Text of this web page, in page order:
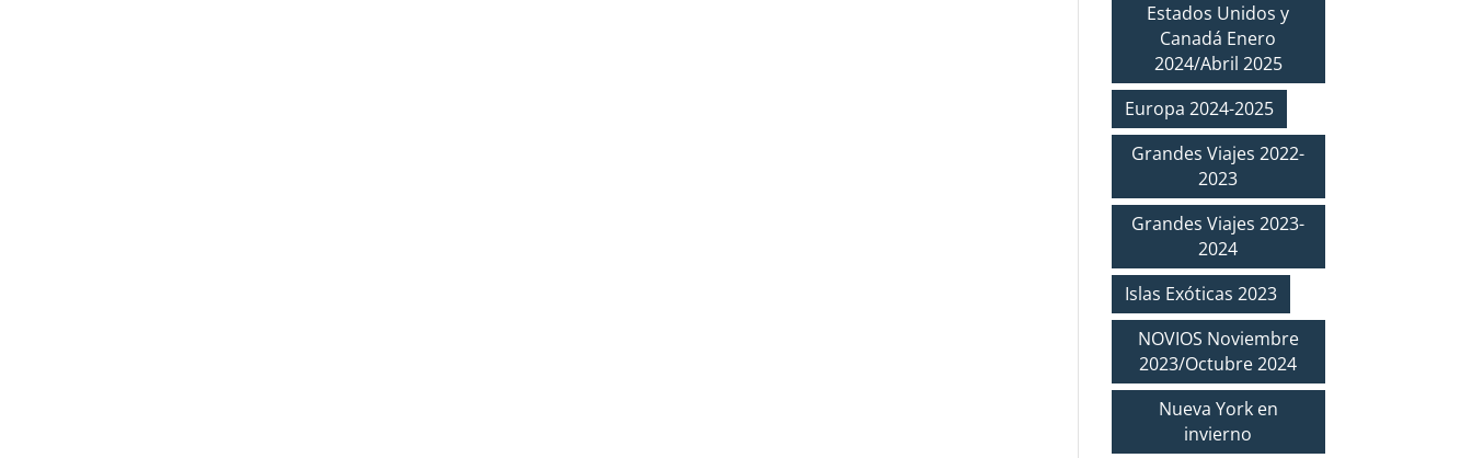
Estados Unidos y
Canadá Enero
2024/Abril 2025
Europa 2024-2025
Grandes Viajes 2022-
2023
Grandes Viajes 2023-
2024
Islas Exóticas 2023
NOVIOS Noviembre
2023/Octubre 2024
Nueva York en
invierno